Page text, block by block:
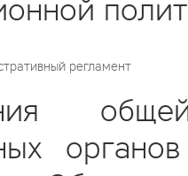
регламент
общей